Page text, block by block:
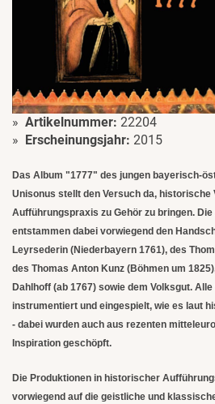
Artikelnummer: 22204
Erscheinungsjahr: 2015
Das Album "1777" des jungen bayerisch-
Unisonus stellt den Versuch da,
Aufführungspraxis zu Gehör zu bringen.
entstammen dabei vorwiegend den
Leyrsederin (Niederbayern 1761), des
des Thomas Anton Kunz (Böhmen um
Dahlhoff (ab 1767) sowie dem Volksgut.
instrumentiert und eingespielt, wie es laut
- dabei wurden auch aus rezenten
Inspiration geschöpft.
Die Produktionen in historischer
vorwiegend auf die geistliche und